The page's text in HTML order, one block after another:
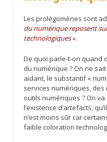
Les prolégomènes sont
du numérique reposent
technologiques».
De quoi parle-t-on quand
du numérique ? On ne
aidant, le substantif «
services numériques,
outils numériques ? On
l’existence d’artefacts,
n’est moins sûr car
faible coloration